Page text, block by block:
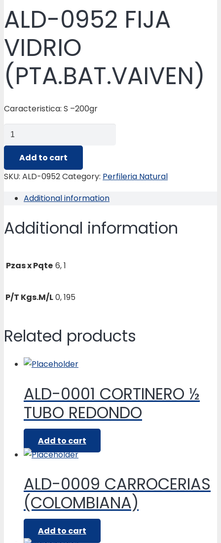
ALD-0952 FIJA
VIDRIO
(PTA.BAT.VAIVEN)
Caracteristica: S –200gr
ALD-
0952
FIJA
VIDRIO
quantity
Add to cart
SKU: ALD-0952Category: Perfileria Natural
Additional information
Additional information
Pzas x Pqte 6, 1
P/T Kgs.M/L0, 195
Related products
ALD-0001 CORTINERO ½
TUBO REDONDO
Add to cart
ALD-0009 CARROCERIAS
(COLOMBIANA)
Add to cart